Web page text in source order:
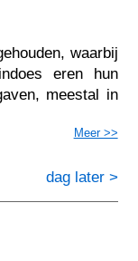
waarbij
eren hun
meestal in
Meer >>
dag later >